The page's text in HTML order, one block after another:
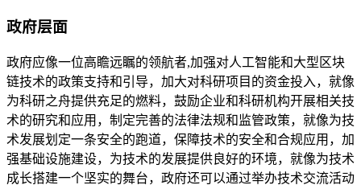
政府层面
政府应像一位高瞻远瞩的领航者,加强对人工智能和大型区块
链技术的政策支持和引导，加大对科研项目的资金投入，就像
为科研之舟提供充足的燃料，鼓励企业和科研机构开展相关技
术的研究和应用，制定完善的法律法规和监管政策，就像为技
术发展划定一条安全的跑道，保障技术的安全和合规应用，加
强基础设施建设，为技术的发展提供良好的环境，就像为技术
成长搭建一个坚实的舞台，政府还可以通过举办技术交流活动